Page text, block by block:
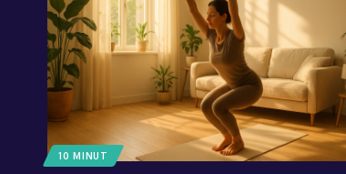
10 MINUT